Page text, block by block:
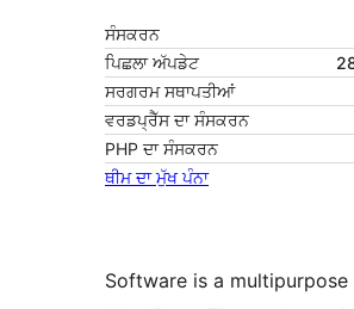
ਸੰਸਕਰਨ
ਪਿਛਲਾ ਅੱਪਡੇਟ
ਸਰਗਰਮ ਸਥਾਪਤੀਆਂ
ਵਰਡਪ੍ਰੈੱਸ ਦਾ ਸੰਸਕਰਨ
PHP ਦਾ ਸੰਸਕਰਨ
ਥੀਮ ਦਾ ਮੁੱਖ ਪੰਨਾ
Software is a multipurpose